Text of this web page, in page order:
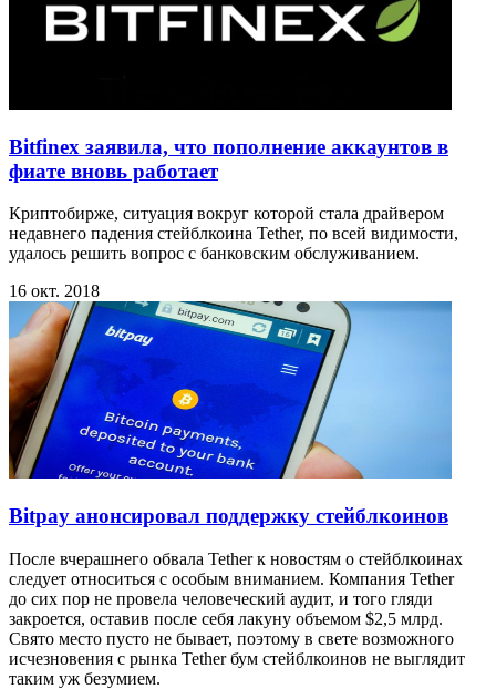
Bitfinex заявила, что пополнение аккаунтов в
фиате вновь работает
Криптобирже, ситуация вокруг которой стала драйвером
недавнего падения стейблкоина Tether, по всей видимости,
удалось решить вопрос с банковским обслуживанием.
16 окт. 2018
Bitpay анонсировал поддержку стейблкоинов
После вчерашнего обвала Tether к новостям о стейблкоинах
следует относиться с особым вниманием. Компания Tether
до сих пор не провела человеческий аудит, и того гляди
закроется, оставив после себя лакуну объемом $2,5 млрд.
Свято место пусто не бывает, поэтому в свете возможного
исчезновения с рынка Tether бум стейблкоинов не выглядит
таким уж безумием.